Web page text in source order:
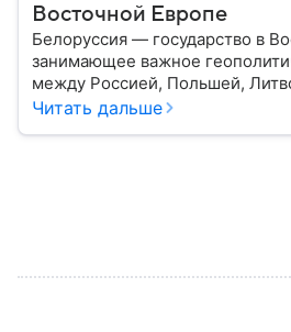
Восточной Европе
Белоруссия — государство в
занимающее важное
между Россией, Польшей,
Украиной. Несмотря на свою
Читать дальше